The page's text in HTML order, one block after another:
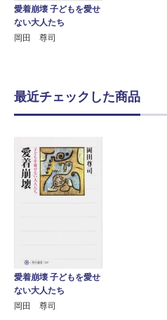
愛着崩壊 子どもを愛せ
ない大人たち
岡田 尊司
最近チェックした商品
愛着崩壊 子どもを愛せ
ない大人たち
岡田 尊司